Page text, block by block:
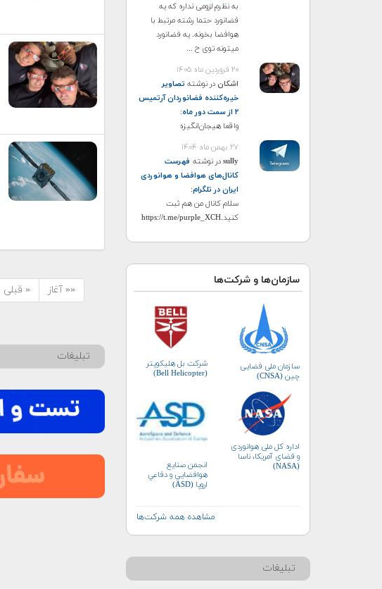
به نظرم لزومی نداره که یه
فضانورد حتما رشته مرتبط با
هوافضا بخونه. یه فضانورد
میتونه توی ح ...
۲۰ فروردین ماه ۱۴۰۵
اشکاندر نوشته تصاویر
خیره‌کننده فضانوردان آرتمیس
۲ از سمت دور ماه
:
واقعا هیجان‌انگیزه
۲۷ بهمن ماه ۱۴۰۴
sullyدر نوشته فهرست
کانال‌های هوافضا و هوانوردی
ایران در تلگرام:
سلام کانال من هم ثبت
کنید.https://t.me/purple_XCH
سازمان‌ها و شرکت‌ها
سازمان ملی فضایی
چین (CNSA)
شرکت بل هلیکوپتر
(Bell Helicopter)
اداره کل ملی هوانوردی
و فضای آمریکا، ناسا
(NASA)
انجمن صنايع
هوافضايي و دفاعي
اروپا (ASD)
مشاهده همه شرکت‌ها
تبلیغات
«« آغاز « قبلی
تبلیغات